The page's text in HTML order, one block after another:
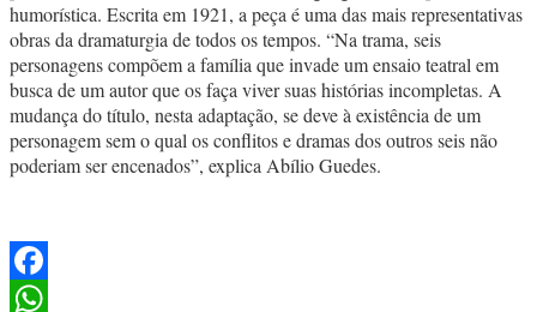
humorística. Escrita em 1921, a peça é uma das mais representativas
obras da dramaturgia de todos os tempos. “Na trama, seis
personagens compõem a família que invade um ensaio teatral em
busca de um autor que os faça viver suas histórias incompletas. A
mudança do título, nesta adaptação, se deve à existência de um
personagem sem o qual os conflitos e dramas dos outros seis não
poderiam ser encenados”, explica Abílio Guedes.
Facebook